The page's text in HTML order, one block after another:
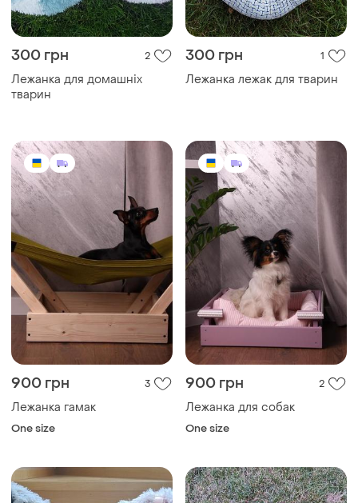
300 грн 2
Лежанка для домашніх
тварин
300 грн 1
Лежанка лежак для тварин
900 грн 3
Лежанка гамак
One size
900 грн 2
Лежанка для собак
One size